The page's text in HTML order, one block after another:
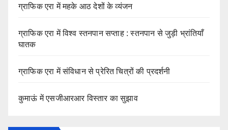
ग्राफिक एरा में महके आठ देशों के व्यंजन
ग्राफिक एरा में विश्व स्तनपान सप्ताह : स्तनपान से जुड़ी भ्रांतियाँ
घातक
ग्राफिक एरा में संविधान से प्रेरित चित्रों की प्रदर्शनी
कुमाऊं में एसजीआरआर विस्तार का सुझाव